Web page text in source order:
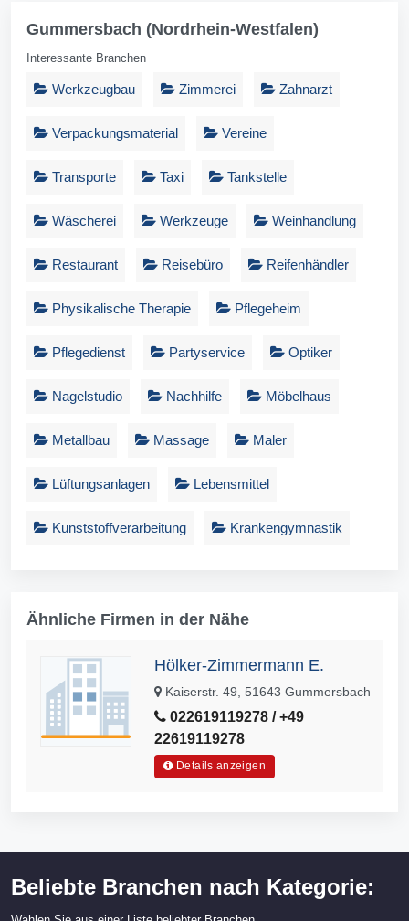
Gummersbach (Nordrhein-Westfalen)
Interessante Branchen
Werkzeugbau Zimmerei Zahnarzt
Verpackungsmaterial Vereine
Transporte Taxi Tankstelle
Wäscherei Werkzeuge Weinhandlung
Restaurant Reisebüro Reifenhändler
Physikalische Therapie Pflegeheim
Pflegedienst Partyservice Optiker
Nagelstudio Nachhilfe Möbelhaus
Metallbau Massage Maler
Lüftungsanlagen Lebensmittel
Kunststoffverarbeitung Krankengymnastik
Ähnliche Firmen in der Nähe
Hölker-Zimmermann E.
Kaiserstr. 49, 51643 Gummersbach
022619119278 / +49
22619119278
Details anzeigen
Beliebte Branchen nach Kategorie: